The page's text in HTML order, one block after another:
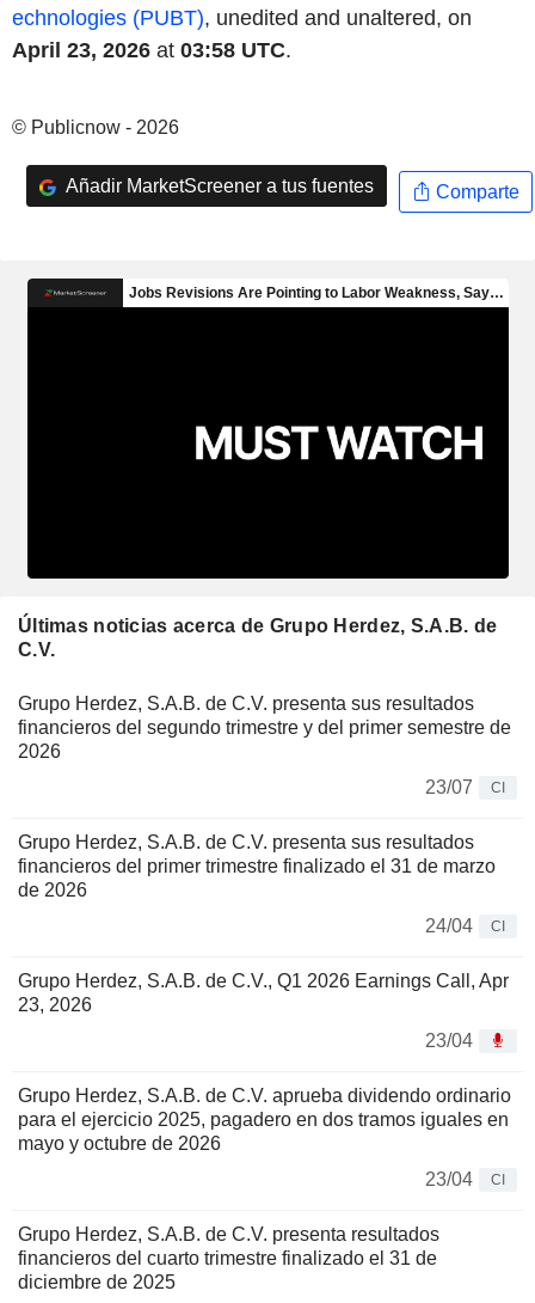
echnologies (PUBT), unedited and unaltered, on
April 23, 2026 at 03:58 UTC.
© Publicnow - 2026
Añadir MarketScreener a tus fuentes Comparte
Últimas noticias acerca de Grupo Herdez, S.A.B. de
C.V.
Grupo Herdez, S.A.B. de C.V. presenta sus resultados
financieros del segundo trimestre y del primer semestre de
2026
23/07
CI
Grupo Herdez, S.A.B. de C.V. presenta sus resultados
financieros del primer trimestre finalizado el 31 de marzo
de 2026
24/04
CI
Grupo Herdez, S.A.B. de C.V., Q1 2026 Earnings Call, Apr
23, 2026
23/04
Grupo Herdez, S.A.B. de C.V. aprueba dividendo ordinario
para el ejercicio 2025, pagadero en dos tramos iguales en
mayo y octubre de 2026
23/04
CI
Grupo Herdez, S.A.B. de C.V. presenta resultados
financieros del cuarto trimestre finalizado el 31 de
diciembre de 2025